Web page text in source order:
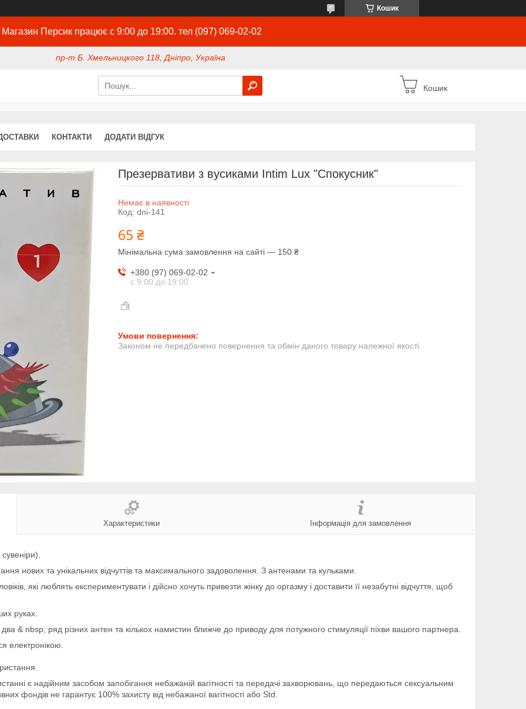
Кошик
Магазин Персик працює с 9:00 до 19:00. тел (097) 069-02-02
пр-т Б. Хмельницкого 118, Дніпро, Україна
Кошик
КОНТАКТИ ДОДАТИ ВІДГУК
Презервативи з вусиками Intim Lux "Спокусник"
Немає в наявності
Код: dni-141
65 ₴
Мінімальна сума замовлення на сайті — 150 ₴
+380 (97) 069-02-02
с 9:00 до 19:00
Законом не передбачено повернення та обмін даного товару належної якості
Характеристики Інформація для замовлення
нових та унікальних відчуттів та максимального задоволення. З антенами та кульками.
які люблять експериментувати і дійсно хочуть привезти жінку до оргазму і доставити її незабутні відчуття, щоб
руках.
& nbsp; ряд різних антен та кількох намистин ближче до приводу для потужного стимуляції піхви вашого партнера.
електронікою.
є надійним засобом запобігання небажаній вагітності та передачі захворювань, що передаються сексуальним
фондів не гарантує 100% захисту від небажаної вагітності або Std.